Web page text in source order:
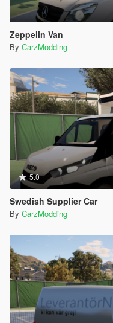
Zeppelin Van
By CarzModding
5.0
Swedish Supplier Car
By CarzModding